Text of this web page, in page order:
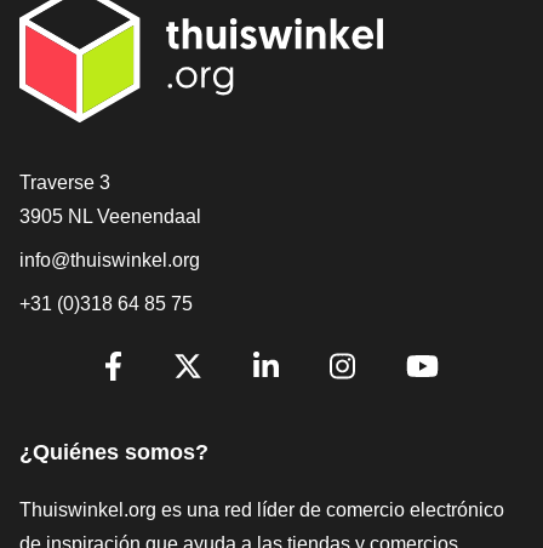
[_General:Contact]
Traverse 3
3905 NL Veenendaal
info@thuiswinkel.org
+31 (0)318 64 85 75
[_General:SocialMediaTitle]
¿Quiénes somos?
Thuiswinkel.org es una red líder de comercio electrónico